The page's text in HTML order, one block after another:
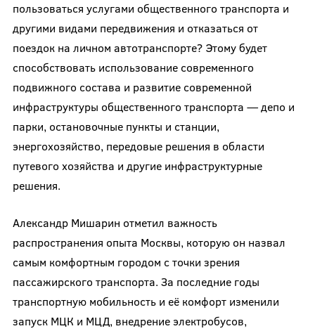
пользоваться услугами общественного транспорта и
другими видами передвижения и отказаться от
поездок на личном автотранспорте? Этому будет
способствовать использование современного
подвижного состава и развитие современной
инфраструктуры общественного транспорта — депо и
парки, остановочные пункты и станции,
энергохозяйство, передовые решения в области
путевого хозяйства и другие инфраструктурные
решения.
Александр Мишарин отметил важность
распространения опыта Москвы, которую он назвал
самым комфортным городом с точки зрения
пассажирского транспорта. За последние годы
транспортную мобильность и её комфорт изменили
запуск МЦК и МЦД, внедрение электробусов,